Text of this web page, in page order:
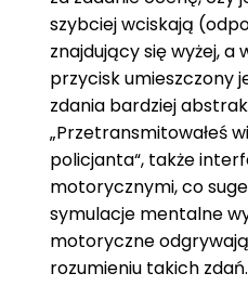
szybciej wciskają
znajdujący się wyżej, a
przycisk umieszczony
zdania bardziej
„Przetransmitowałeś
policjanta“, także
motorycznymi, co
symulacje mentalne
motoryczne
rozumieniu takich